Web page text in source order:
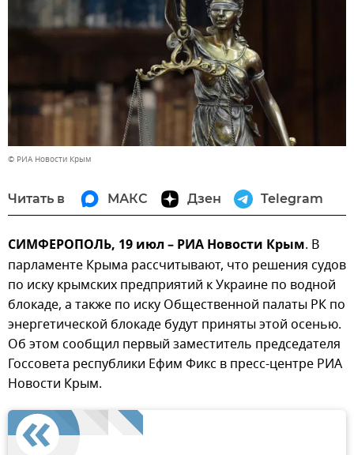
© РИА Новости Крым
Читать в МАКС Дзен Telegram
СИМФЕРОПОЛЬ, 19 июл – РИА Новости Крым. В
парламенте Крыма рассчитывают, что решения судов
по иску крымских предприятий к Украине по водной
блокаде, а также по иску Общественной палаты РК по
энергетической блокаде будут приняты этой осенью.
Об этом сообщил первый заместитель председателя
Госсовета республики Ефим Фикс в пресс-центре РИА
Новости Крым.